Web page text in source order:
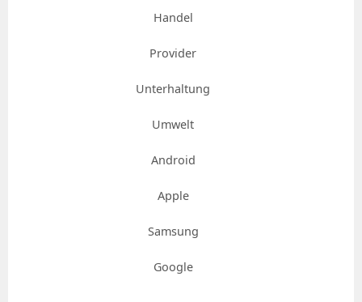
Handel
Provider
Unterhaltung
Umwelt
Android
Apple
Samsung
Google